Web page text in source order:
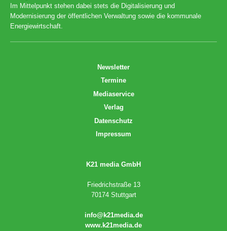
Im Mittelpunkt stehen dabei stets die Digitalisierung und
Modernisierung der öffentlichen Verwaltung sowie die kommunale
Energiewirtschaft.
Newsletter
Termine
Mediaservice
Verlag
Datenschutz
Impressum
K21 media GmbH
Friedrichstraße 13
70174 Stuttgart
info@k21media.de
www.k21media.de